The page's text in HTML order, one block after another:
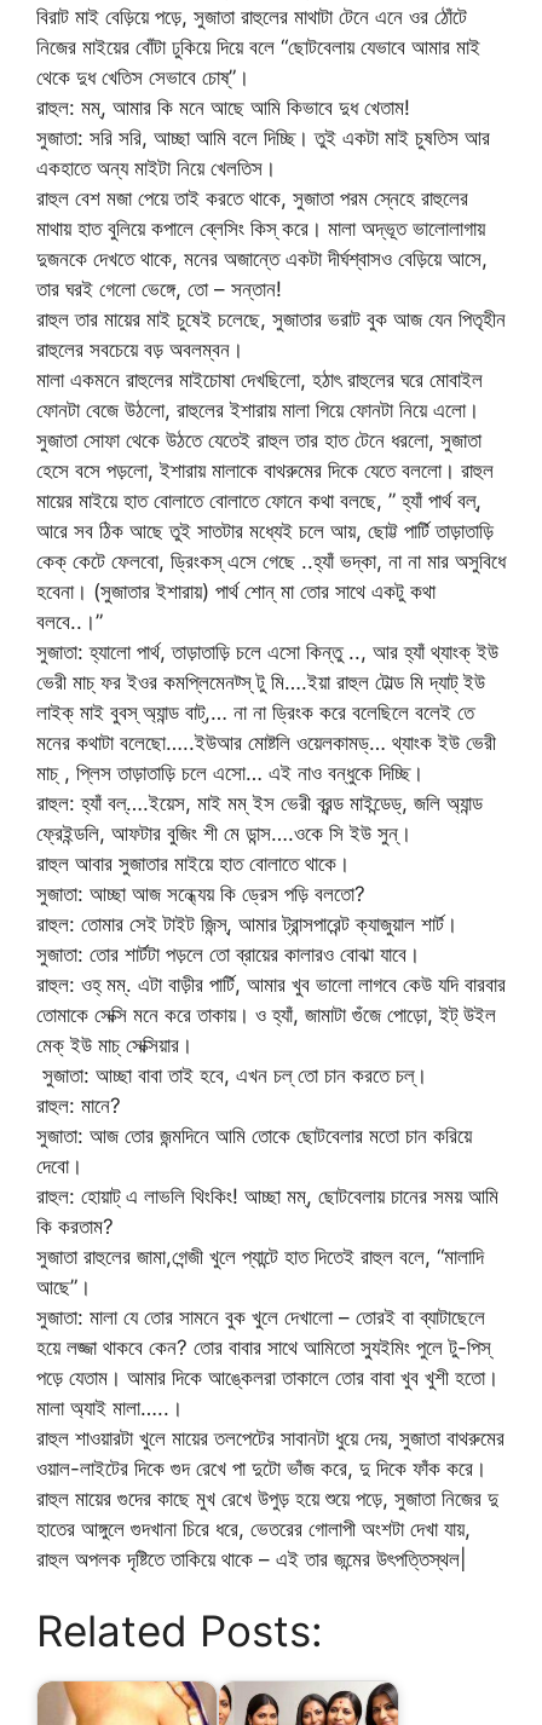
বিরাট মাই বেড়িয়ে পড়ে, সুজাতা রাহুলের মাথাটা টেনে এনে ওর ঠোঁটে
নিজের মাইয়ের বোঁটা ঢুকিয়ে দিয়ে বলে “ছোটবেলায় যেভাবে আমার মাই
থেকে দুধ খেতিস সেভাবে চোষ্”।
রাহুল: মম্, আমার কি মনে আছে আমি কিভাবে দুধ খেতাম!
সুজাতা: সরি সরি, আচ্ছা আমি বলে দিচ্ছি। তুই একটা মাই চুষতিস আর
একহাতে অন্য মাইটা নিয়ে খেলতিস।
রাহুল বেশ মজা পেয়ে তাই করতে থাকে, সুজাতা পরম স্নেহে রাহুলের
মাথায় হাত বুলিয়ে কপালে ব্লেসিং কিস্ করে। মালা অদ্ভূত ভালোলাগায়
দুজনকে দেখতে থাকে, মনের অজান্তে একটা দীর্ঘশ্বাসও বেড়িয়ে আসে,
তার ঘরই গেলো ভেঙ্গে, তো – সন্তান!
রাহুল তার মায়ের মাই চুষেই চলেছে, সুজাতার ভরাট বুক আজ যেন পিতৃহীন
রাহুলের সবচেয়ে বড় অবলম্বন।
মালা একমনে রাহুলের মাইচোষা দেখছিলো, হঠাৎ রাহুলের ঘরে মোবাইল
ফোনটা বেজে উঠলো, রাহুলের ইশারায় মালা গিয়ে ফোনটা নিয়ে এলো।
সুজাতা সোফা থেকে উঠতে যেতেই রাহুল তার হাত টেনে ধরলো, সুজাতা
হেসে বসে পড়লো, ইশারায় মালাকে বাথরুমের দিকে যেতে বললো। রাহুল
মায়ের মাইয়ে হাত বোলাতে বোলাতে ফোনে কথা বলছে, ” হ্যাঁ পার্থ বল্,
আরে সব ঠিক আছে তুই সাতটার মধ্যেই চলে আয়, ছোট্ট পার্টি তাড়াতাড়ি
কেক্ কেটে ফেলবো, ড্রিংকস্ এসে গেছে ..হ্যাঁ ভদ্কা, না না মার অসুবিধে
হবেনা। (সুজাতার ইশারায়) পার্থ শোন্ মা তোর সাথে একটু কথা
বলবে..।”
সুজাতা: হ্যালো পার্থ, তাড়াতাড়ি চলে এসো কিন্তু .., আর হ্যাঁ থ্যাংক্ ইউ
ভেরী মাচ্ ফর ইওর কমপ্লিমেনট্স্ টু মি….ইয়া রাহুল টোল্ড মি দ্যাট্ ইউ
লাইক্ মাই বুবস্ অ্যান্ড বাট্,… না না ড্রিংক করে বলেছিলে বলেই তে
মনের কথাটা বলেছো…..ইউআর মোষ্টলি ওয়েলকামড্… থ্যাংক ইউ ভেরী
মাচ্ , প্লিস তাড়াতাড়ি চলে এসো… এই নাও বন্ধুকে দিচ্ছি।
রাহুল: হ্যাঁ বল্….ইয়েস, মাই মম্ ইস ভেরী ব্রন্ড মাইন্ডেড্, জলি অ্যান্ড
ফ্রেইন্ডলি, আফটার বুজিং শী মে ডান্স….ওকে সি ইউ সুন্।
রাহুল আবার সুজাতার মাইয়ে হাত বোলাতে থাকে।
সুজাতা: আচ্ছা আজ সন্ধ্যেয় কি ড্রেস পড়ি বলতো?
রাহুল: তোমার সেই টাইট জিন্স্, আমার ট্রান্সপারেন্ট ক্যাজুয়াল শার্ট।
সুজাতা: তোর শার্টটা পড়লে তো ব্রায়ের কালারও বোঝা যাবে।
রাহুল: ওহ্ মম্. এটা বাড়ীর পার্টি, আমার খুব ভালো লাগবে কেউ যদি বারবার
তোমাকে সেক্সি মনে করে তাকায়। ও হ্যাঁ, জামাটা গুঁজে পোড়ো, ইট্ উইল
মেক্ ইউ মাচ্ সেক্সিয়ার।
সুজাতা: আচ্ছা বাবা তাই হবে, এখন চল্ তো চান করতে চল্।
রাহুল: মানে?
সুজাতা: আজ তোর জন্মদিনে আমি তোকে ছোটবেলার মতো চান করিয়ে
দেবো।
রাহুল: হোয়াট্ এ লাভলি থিংকিং! আচ্ছা মম্, ছোটবেলায় চানের সময় আমি
কি করতাম?
সুজাতা রাহুলের জামা,গেন্জী খুলে প্যান্টে হাত দিতেই রাহুল বলে, “মালাদি
আছে”।
সুজাতা: মালা যে তোর সামনে বুক খুলে দেখালো – তোরই বা ব্যাটাছেলে
হয়ে লজ্জা থাকবে কেন? তোর বাবার সাথে আমিতো স্যুইমিং পুলে টু-পিস্
পড়ে যেতাম। আমার দিকে আঙ্কেলরা তাকালে তোর বাবা খুব খুশী হতো।
মালা অ্যাই মালা…..।
রাহুল শাওয়ারটা খুলে মায়ের তলপেটের সাবানটা ধুয়ে দেয়, সুজাতা বাথরুমের
ওয়াল-লাইটের দিকে গুদ রেখে পা দুটো ভাঁজ করে, দু দিকে ফাঁক করে।
রাহুল মায়ের গুদের কাছে মুখ রেখে উপুড় হয়ে শুয়ে পড়ে, সুজাতা নিজের দু
হাতের আঙ্গুলে গুদখানা চিরে ধরে, ভেতরের গোলাপী অংশটা দেখা যায়,
রাহুল অপলক দৃষ্টিতে তাকিয়ে থাকে – এই তার জন্মের উৎপত্তিস্থল|
Related Posts: